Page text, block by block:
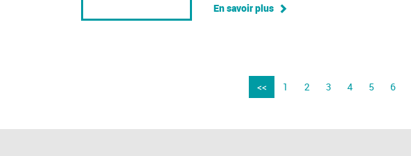
En savoir plus
<< 1 2 3 4 5 6